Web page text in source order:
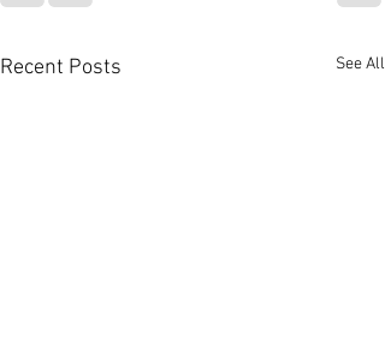
Recent Posts See All